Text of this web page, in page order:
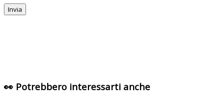
👀 Potrebbero interessarti anche